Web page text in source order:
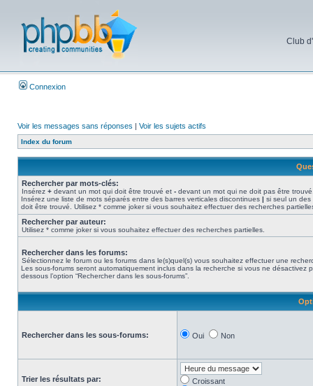
Club
Connexion
Voir les messages sans réponses | Voir les sujets actifs
Index du forum
Rechercher par mots-clés:
Insérez + devant un mot qui doit être trouvé et - devant un mot qui ne doit pas être
Insérez une liste de mots séparés entre des barres verticales discontinues | si seul un des
doit être trouvé. Utilisez * comme joker si vous souhaitez effectuer des recherches
Rechercher par auteur:
Utilisez * comme joker si vous souhaitez effectuer des recherches partielles.
Rechercher dans les forums:
Sélectionnez le forum ou les forums dans le(s)quel(s) vous souhaitez effectuer une
Les sous-forums seront automatiquement inclus dans la recherche si vous ne désactivez
dessous l’option “Rechercher dans les sous-forums”.
Rechercher dans les sous-forums: Oui Non
Trier les résultats par:
Croissant